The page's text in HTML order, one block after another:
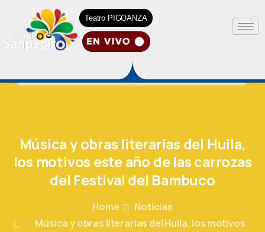
Teatro PIGOANZA
Músicayobras literarias del Huila,
los motivos esteaño de lascarrozas
del Festival del Bambuco
Home
Noticias
Música y obras literarias del Huila, los motivos